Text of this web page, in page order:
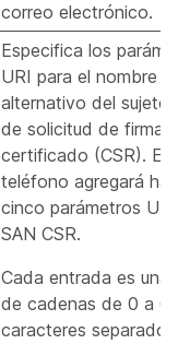
correo electrónico.
Especifica los
URI para el nombre
alternativo del sujeto
de solicitud de firma
certificado (CSR). El
teléfono agregará
cinco parámetros
SAN CSR.
Cada entrada es una
de cadenas de 0 a
caracteres